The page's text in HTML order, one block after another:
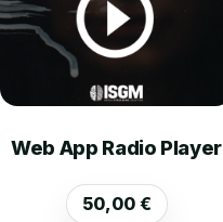
Web App Radio Player
50,00 €